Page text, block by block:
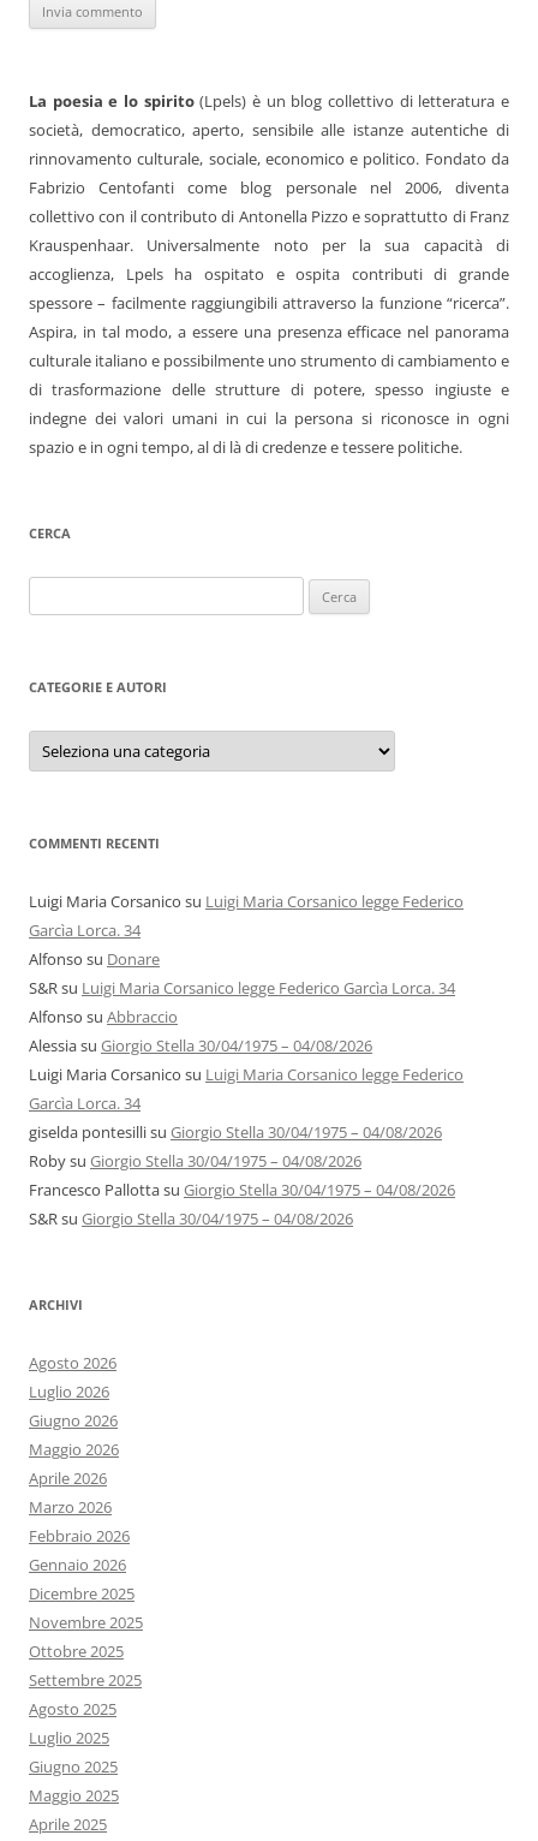
La poesia e lo spirito(Lpels) è un blog collettivo di letteratura e
società, democratico, aperto, sensibile alle istanze autentiche di
rinnovamento culturale, sociale, economico e politico. Fondato da
Fabrizio Centofanti come blog personale nel 2006, diventa
collettivo con il contributo di Antonella Pizzo e soprattutto di Franz
Krauspenhaar. Universalmente noto per la sua capacità di
accoglienza, Lpels ha ospitato e ospita contributi di grande
spessore – facilmente raggiungibili attraverso la funzione “ricerca”.
Aspira, in tal modo, a essere una presenza efficace nel panorama
culturale italiano e possibilmente uno strumento di cambiamento e
di trasformazione delle strutture di potere, spesso ingiuste e
indegne dei valori umani in cui la persona si riconosce in ogni
spazio e in ogni tempo, al di là di credenze e tessere politiche.
CERCA
per:
CATEGORIE E AUTORI
Categorie
autori
COMMENTI RECENTI
Luigi Maria Corsanico su Luigi Maria Corsanico legge Federico
Garcìa Lorca. 34
Alfonso su Donare
S&Rsu Luigi Maria Corsanico legge Federico Garcìa Lorca. 34
Alfonso su Abbraccio
Alessiasu Giorgio Stella 30/04/1975 – 04/08/2026
Luigi Maria Corsanico su Luigi Maria Corsanico legge Federico
Garcìa Lorca. 34
giselda pontesillisu Giorgio Stella 30/04/1975 – 04/08/2026
Robysu Giorgio Stella 30/04/1975 – 04/08/2026
Francesco Pallottasu Giorgio Stella 30/04/1975 – 04/08/2026
S&Rsu Giorgio Stella 30/04/1975 – 04/08/2026
ARCHIVI
Agosto 2026
Luglio 2026
Giugno 2026
Maggio 2026
Aprile 2026
Marzo 2026
Febbraio 2026
Gennaio 2026
Dicembre 2025
Novembre 2025
Ottobre 2025
Settembre 2025
Agosto 2025
Luglio 2025
Giugno 2025
Maggio 2025
Aprile 2025